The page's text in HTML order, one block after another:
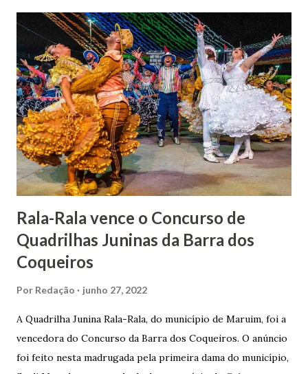
indiciamento para apropriar-se da volumosa herança. Em
1862, transferiu-se para o Rio de Janeiro e casou-se com
uma irmã do Visconde de Uruguai. O Barão de Maruim
apresentou uma grande dedicação à atividade agrícola, que
lhe proporcionou uma grande reserva financeira. João
Gomes de Melo mandou construir a Igreja Matriz de Nosso
Senhor Bom Jesus dos Passos, que foi inaugurada em 1862 e
doada ao vigário Pe. José Joaquim de Vasconcelos. A Igreja
Matriz...
Rala-Rala vence o Concurso de
Quadrilhas Juninas da Barra dos
Coqueiros
Por Redação junho 27, 2022
A Quadrilha Junina Rala-Rala, do município de Maruim, foi a
vencedora do Concurso da Barra dos Coqueiros. O anúncio
foi feito nesta madrugada pela primeira dama do município,